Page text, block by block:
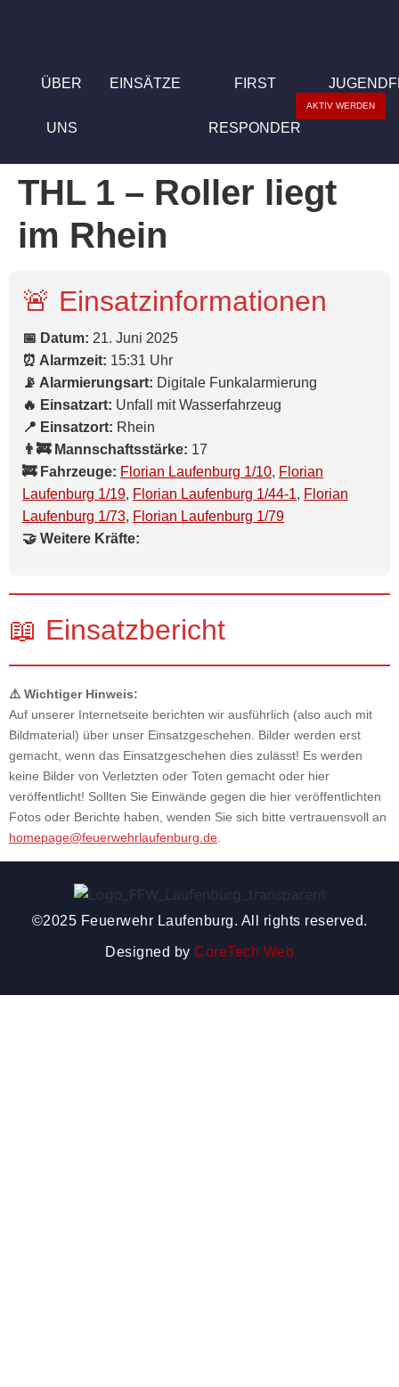
ÜBER
UNS
EINSÄTZE FIRST
RESPONDER
AKTIV WERDEN
THL 1 – Roller liegt
im Rhein
🚨 Einsatzinformationen
📅 Datum: 21. Juni 2025
⏰ Alarmzeit: 15:31 Uhr
📡 Alarmierungsart: Digitale Funkalarmierung
🔥 Einsatzart: Unfall mit Wasserfahrzeug
📍 Einsatzort: Rhein
👨‍🚒 Mannschaftsstärke: 17
🚒 Fahrzeuge: Florian Laufenburg 1/10, Florian
Laufenburg 1/19, Florian Laufenburg 1/44-1, Florian
Laufenburg 1/73, Florian Laufenburg 1/79
🤝 Weitere Kräfte:
📖 Einsatzbericht
⚠️ Wichtiger Hinweis:
Auf unserer Internetseite berichten wir ausführlich (also auch mit
Bildmaterial) über unser Einsatzgeschehen. Bilder werden erst
gemacht, wenn das Einsatzgeschehen dies zulässt! Es werden
keine Bilder von Verletzten oder Toten gemacht oder hier
veröffentlicht! Sollten Sie Einwände gegen die hier veröffentlichten
Fotos oder Berichte haben, wenden Sie sich bitte vertrauensvoll an
homepage@feuerwehrlaufenburg.de.
©2025 Feuerwehr Laufenburg. All rights reserved.
Designed by CoreTech Web